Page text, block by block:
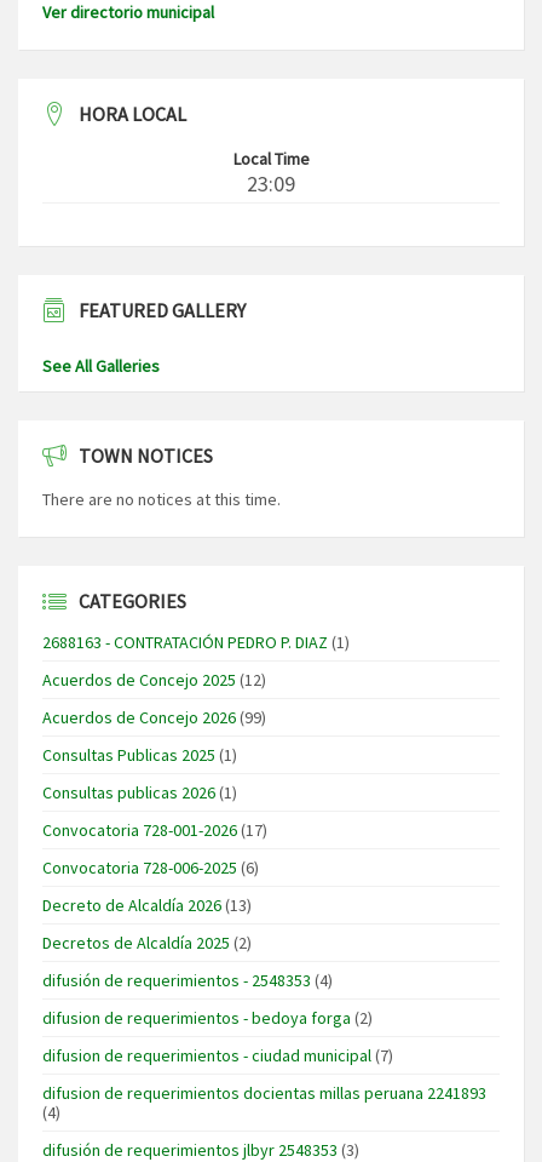
Ver directorio municipal
HORA LOCAL
Local Time
23:09
FEATURED GALLERY
See All Galleries
TOWN NOTICES
There are no notices at this time.
CATEGORIES
2688163 - CONTRATACIÓN PEDRO P. DIAZ (1)
Acuerdos de Concejo 2025 (12)
Acuerdos de Concejo 2026(99)
Consultas Publicas 2025 (1)
Consultas publicas 2026(1)
Convocatoria 728-001-2026(17)
Convocatoria 728-006-2025 (6)
Decreto de Alcaldía 2026(13)
Decretos de Alcaldía 2025 (2)
difusión de requerimientos - 2548353 (4)
difusion de requerimientos - bedoya forga (2)
difusion de requerimientos - ciudad municipal(7)
difusion de requerimientos docientas millas peruana 2241893
(4)
difusión de requerimientos jlbyr 2548353 (3)